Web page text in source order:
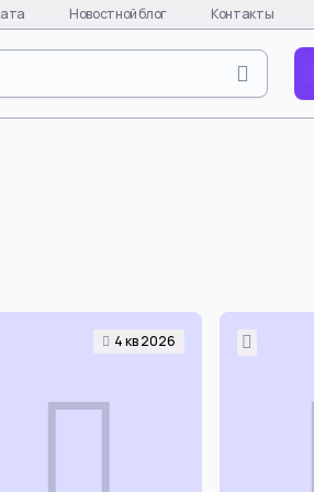
Новостной блог Контакты
Evangelion
EVA-02
all characters
4 кв 2026